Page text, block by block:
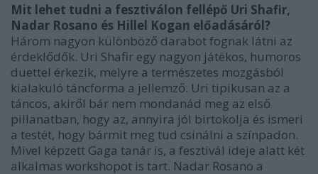
Mit lehet tudni a fesztiválon fellépő Uri Shafir,
Nadar Rosano és Hillel Kogan előadásáról?
Három nagyon különböző darabot fognak látni az
érdeklődők. Uri Shafir egy nagyon játékos, humoros
duettel érkezik, melyre a természetes mozgásból
kialakuló táncforma a jellemző. Uri tipikusan az a
táncos, akiről bár nem mondanád meg az első
pillanatban, hogy az, annyira jól birtokolja és ismeri
a testét, hogy bármit meg tud csinálni a színpadon.
Mivel képzett Gaga tanár is, a fesztivál ideje alatt két
alkalmas workshopot is tart. Nadar Rosano a